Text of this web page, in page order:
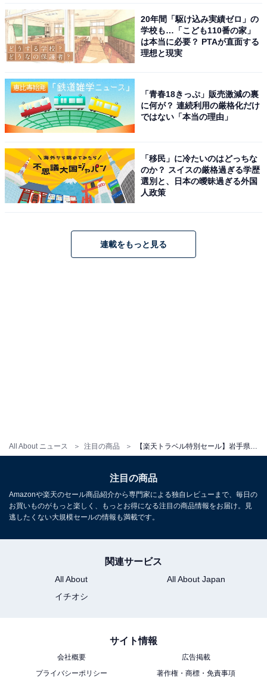
All About ニュース 注目の商品
20年間「駆け込み実績ゼロ」の
学校も…「こども110番の家」
は本当に必要？ PTAが直面する
理想と現実
「青春18きっぷ」販売激減の裏
に何が？ 連続利用の厳格化だけ
ではない「本当の理由」
「移民」に冷たいのはどっちな
のか？ スイスの厳格過ぎる学歴
選別と、日本の曖昧過ぎる外国
人政策
連載をもっと見る
注目の商品
Amazonや楽天のセール商品紹介から専門家による独自レビューまで、毎日の
お買いものがもっと楽しく、もっとお得になる注目の商品情報をお届け。見
逃したくない大規模セールの情報も満載です。
関連サービス
All About
All About Japan
イチオシ
サイト情報
会社概要
広告掲載
プライバシーポリシー
著作権・商標・免責事項